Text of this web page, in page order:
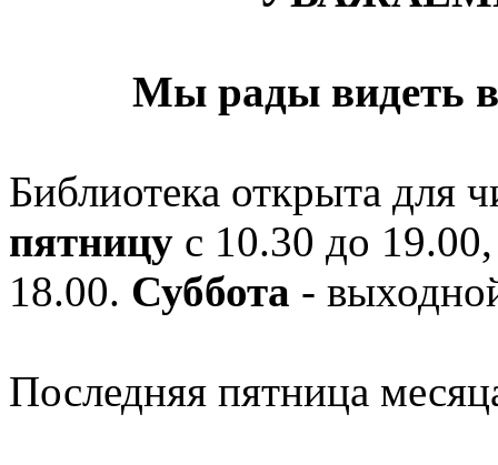
Мы рады видеть
Библиотека открыта для
пятницу с 10.30 до
18.00. Суббота -
Последняя пятница